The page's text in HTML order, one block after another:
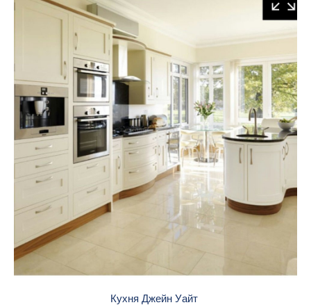
Кухня Джейн Уайт